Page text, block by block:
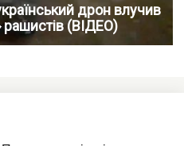
дрон влучив
рашистів (ВІДЕО)